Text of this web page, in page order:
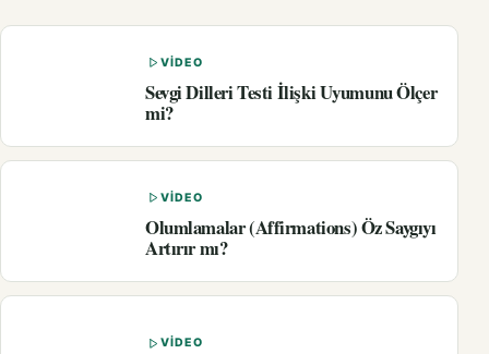
VIDEO
Sevgi Dilleri Testi İlişki Uyumunu Ölçer
mi?
VIDEO
Olumlamalar (Affirmations) Öz Saygıyı
Artırır mı?
VIDEO